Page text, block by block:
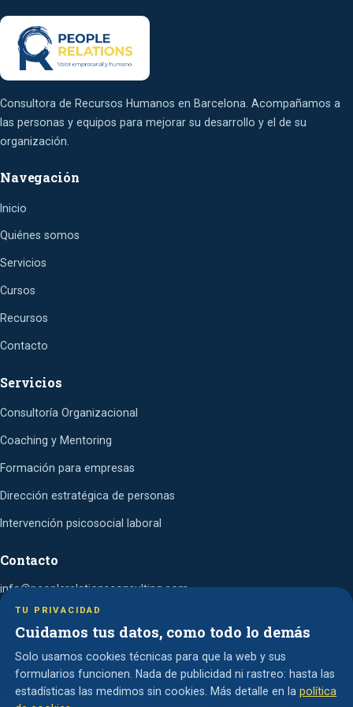
Consultora de Recursos Humanos en Barcelona. Acompañamos a
las personas y equipos para mejorar su desarrollo y el de su
organización.
Navegación
Inicio
Quiénes somos
Servicios
Cursos
Recursos
Contacto
Servicios
Consultoría Organizacional
Coaching y Mentoring
Formación para empresas
Dirección estratégica de personas
Intervención psicosocial laboral
Contacto
info@peoplerelationsconsulting.com
+34 644 64 82 96
WhatsApp: +34 644 64 82 96
08781 Els Hostalets de Pierola, Barcelona
Pedir presupuesto →
TU PRIVACIDAD
Cuidamos tus datos, como todo lo demás
Solo usamos cookies técnicas para que la web y sus
formularios funcionen. Nada de publicidad ni rastreo: hasta las
estadísticas las medimos sin cookies. Más detalle en lapolítica